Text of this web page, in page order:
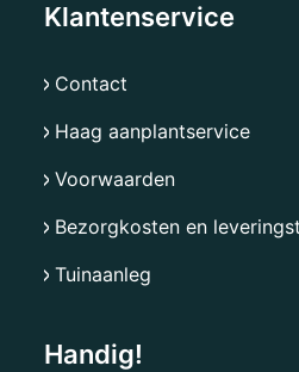
Klantenservice
Contact
Haag aanplantservice
Voorwaarden
Bezorgkosten en
Tuinaanleg
Handig!